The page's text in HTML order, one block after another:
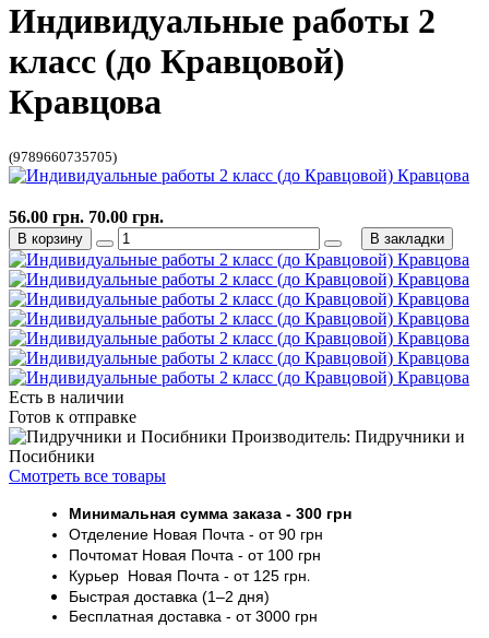
Индивидуальные работы 2
класс (до Кравцовой)
Кравцова
(9789660735705)
Есть в наличии
Готов к отправке
Производитель: Пидручники и
Посибники
Смотреть все товары
Минимальная сумма заказа - 300 грн
Отделение Новая Почта - от 90 грн
ПочтоматНовая Почта - от 100 грн
Курьер Новая Почта - от 125 грн.
Быстрая доставка (1–2 дня)
Бесплатная доставка - от 3000 грн
56.00 грн. 70.00 грн.
В корзину В закладки